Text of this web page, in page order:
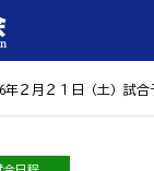
年２月２１日（土）試合
いて